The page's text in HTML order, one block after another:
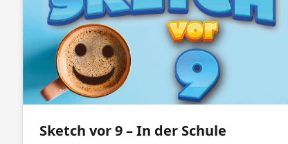
Sketch vor 9 – In der Schule